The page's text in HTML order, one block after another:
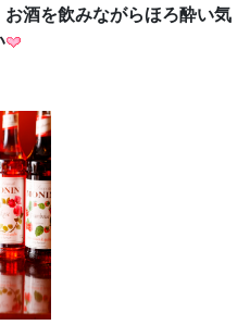
酒を飲みながらほろ酔い気